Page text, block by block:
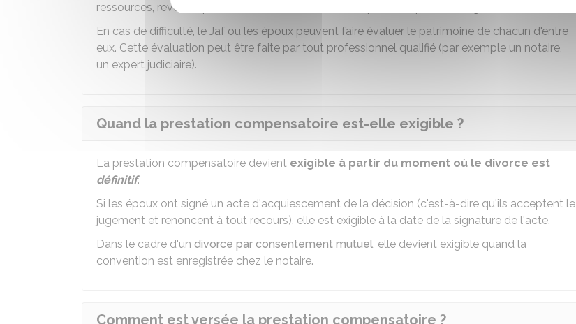
ressources, revenus, patrimoine et conditions de vie (par exemple, chômage).
En cas de difficulté, le Jaf ou les époux peuvent faire évaluer le patrimoine de chacun d'entre
eux. Cette évaluation peut être faite par tout professionnel qualifié (par exemple un notaire,
un expert judiciaire).
Quand la prestation compensatoire est-elle exigible ?
La prestation compensatoire devient exigible à partir du moment où le divorce est
définitif.
Si les époux ont signé un acte d'acquiescement de la décision (c'est-à-dire qu'ils acceptent le
jugement et renoncent à tout recours), elle est exigible à la date de la signature de l'acte.
Dans le cadre d'un divorce par consentement mutuel, elle devient exigible quand la
convention est enregistrée chez le notaire.
Comment est versée la prestation compensatoire ?